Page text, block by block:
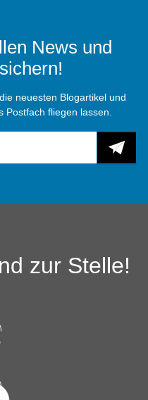
News und
neuesten Blogartikel und
Postfach fliegen lassen.
zur Stelle!